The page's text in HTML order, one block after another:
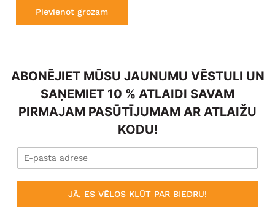
Pievienot grozam
ABONĒJIET MŪSU JAUNUMU VĒSTULI UN
SAŅEMIET 10 % ATLAIDI SAVAM
PIRMAJAM PASŪTĪJUMAM AR ATLAIŽU
KODU!
JĀ, ES VĒLOS KĻŪT PAR BIEDRU!